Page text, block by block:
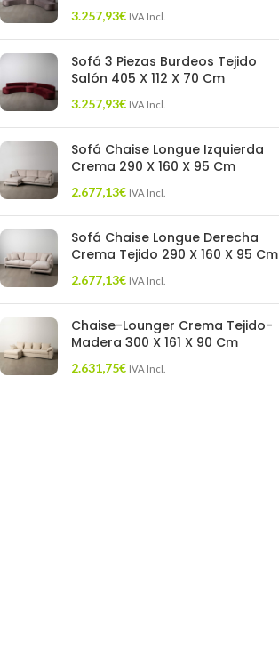
3.257,93€ IVA Incl.
Sofá 3 Piezas Burdeos Tejido
Salón 405 X 112 X 70 Cm
3.257,93€ IVA Incl.
Sofá Chaise Longue Izquierda
Crema 290 X 160 X 95 Cm
2.677,13€ IVA Incl.
Sofá Chaise Longue Derecha
Crema Tejido 290 X 160 X 95 Cm
2.677,13€ IVA Incl.
Chaise-Lounger Crema Tejido-
Madera 300 X 161 X 90 Cm
2.631,75€ IVA Incl.